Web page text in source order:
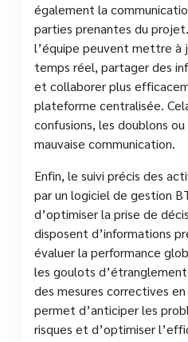
également la
parties prenantes du
l’équipe peuvent mettre à
temps réel, partager des
et collaborer plus
plateforme centralisée.
confusions, les doublons
mauvaise communication.
Enfin, le suivi précis des
par un logiciel de gestion
d’optimiser la prise de
disposent d’informations
évaluer la performance
les goulots
des mesures correctives
permet d’anticiper les
risques et d’optimiser